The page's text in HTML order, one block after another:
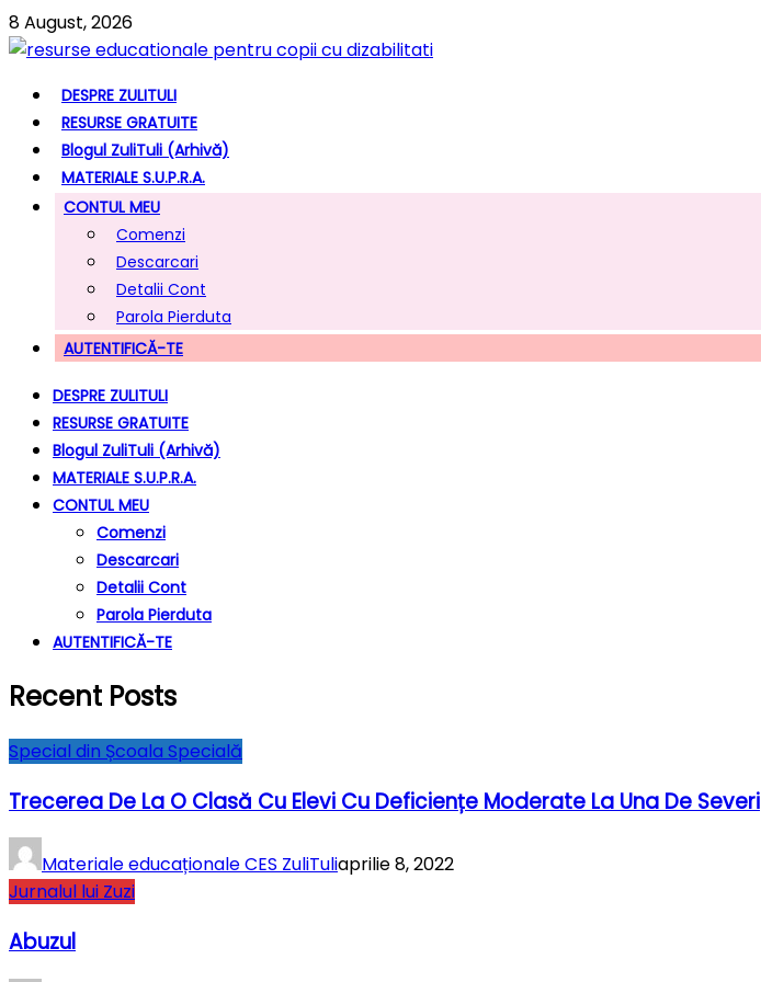
8 August, 2026
DESPRE ZULITULI
RESURSE GRATUITE
Blogul ZuliTuli (arhivă)
MATERIALE S.U.P.R.A.
CONTUL MEU
Comenzi
Descarcari
Detalii Cont
Parola Pierduta
AUTENTIFICĂ-TE
DESPRE ZULITULI
RESURSE GRATUITE
Blogul ZuliTuli (arhivă)
MATERIALE S.U.P.R.A.
CONTUL MEU
Comenzi
Descarcari
Detalii Cont
Parola Pierduta
AUTENTIFICĂ-TE
Recent Posts
Special din Școala Specială
Trecerea De La O Clasă Cu Elevi Cu Deficiențe Moderate La Una De Severi
Materiale educaționale CES ZuliTuliaprilie 8, 2022
Jurnalul lui Zuzi
Abuzul